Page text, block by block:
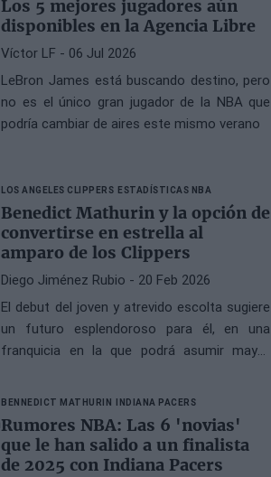
Los 5 mejores jugadores aún
disponibles en la Agencia Libre
Víctor LF - 06 Jul 2026
LeBron James está buscando destino, pero
no es el único gran jugador de la NBA que
podría cambiar de aires este mismo verano
LOS ANGELES CLIPPERS ESTADÍSTICAS NBA
Benedict Mathurin y la opción de
convertirse en estrella al
amparo de los Clippers
Diego Jiménez Rubio - 20 Feb 2026
El debut del joven y atrevido escolta sugiere
un futuro esplendoroso para él, en una
franquicia en la que podrá asumir mayor
BENNEDICT MATHURIN INDIANA PACERS
Rumores NBA: Las 6 'novias'
que le han salido a un finalista
de 2025 con Indiana Pacers